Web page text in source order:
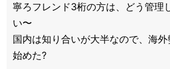
寧ろフレンド3桁の方は、どう管理
い〜
国内は知り合いが大半なので、海
始めた?